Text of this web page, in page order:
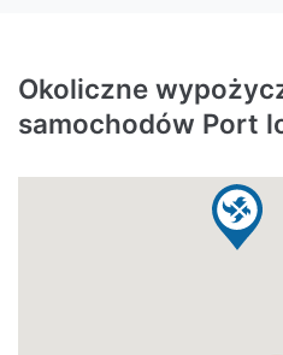
Okoliczne
samochodów Port